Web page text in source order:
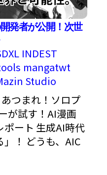
発者が公開！次世
INDEST
mangatwt
Studio
つまれ！ソロプ
が試す！AI漫画
ポート 生成AI時代
！ どうも、AIC